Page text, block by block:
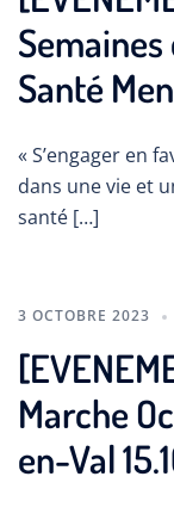
Santé
« S’engager en
dans une vie et
santé […]
3 OCTOBRE 2023
Marche
en-Val